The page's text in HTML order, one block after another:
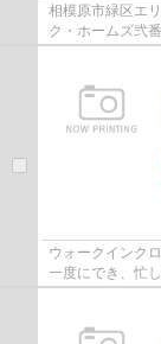
相模原市緑区エ
ク・ホームズ弐
も便利です。不
ウォークインク
一度にでき、忙
をご活用いただ